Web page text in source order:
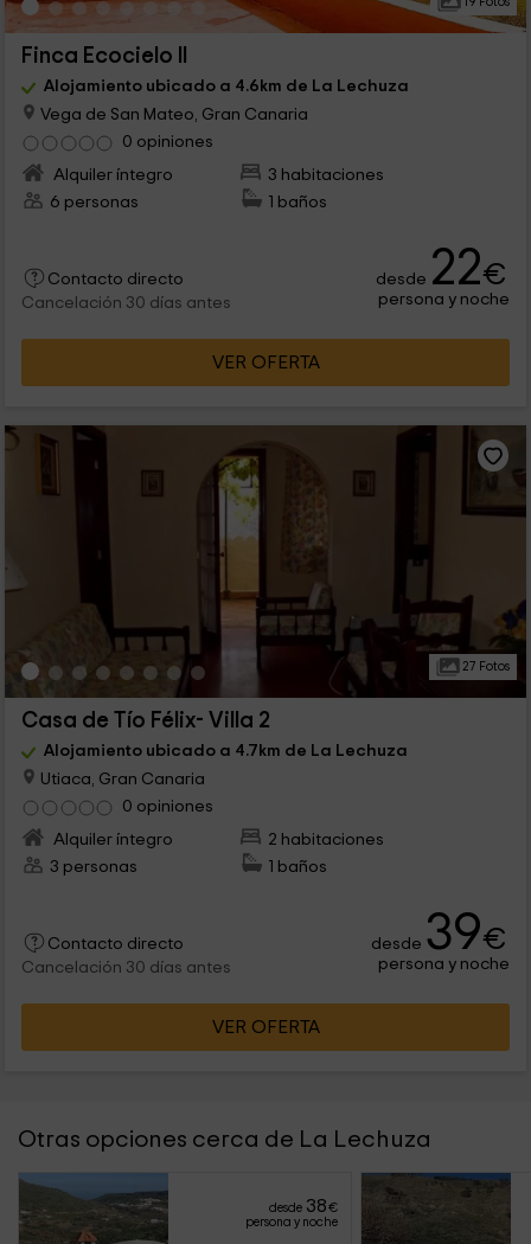
Finca Ecocielo II
Alojamiento ubicado a 4.6km de La Lechuza
Vega de San Mateo, Gran Canaria
0 opiniones
Alquiler íntegro
3 habitaciones
6 personas
1 baños
Contacto directo
Cancelación 30 días antes
desde 22€
persona y noche
VER OFERTA
27 Fotos
Casa de Tío Félix- Villa 2
Alojamiento ubicado a 4.7km de La Lechuza
Utiaca, Gran Canaria
0 opiniones
Alquiler íntegro
2 habitaciones
3 personas
1 baños
Contacto directo
Cancelación 30 días antes
desde 39€
persona y noche
VER OFERTA
Otras opciones cerca de La Lechuza
desde 38€
persona y noche